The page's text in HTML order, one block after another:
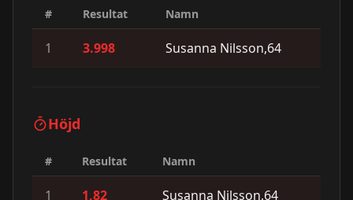
# Resultat Namn
1 3.998 Susanna Nilsson,64
Höjd
# Resultat Namn
1 1,82 Susanna Nilsson,64